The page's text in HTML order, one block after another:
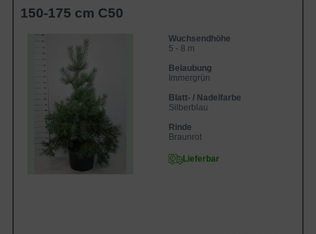
150-175 cm C50
Wuchsendhöhe
5 - 8 m
Belaubung
Immergrün
Blatt- / Nadelfarbe
Silberblau
Rinde
Braunrot
Lieferbar